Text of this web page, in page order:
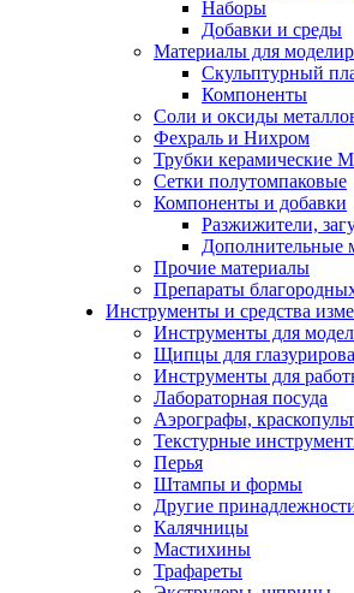
Наборы
Добавки и среды
Материалы для
Скульптурный
Компоненты
Соли и оксиды
Фехраль и Нихром
Трубки керамические
Сетки полутомпаковые
Компоненты и добавки
Разжижители,
Дополнительные
Прочие материалы
Препараты
Инструменты и средства
Инструменты для
Щипцы для
Инструменты для
Лабораторная посуда
Аэрографы,
Текстурные
Перья
Штампы и формы
Другие
Калячницы
Мастихины
Трафареты